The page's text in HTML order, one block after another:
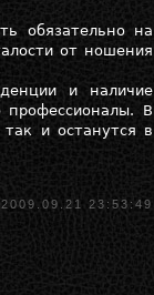
обязательно на
от ношения
и наличие
профессионалы. В
и останутся в
2009.09.21 23:53:49